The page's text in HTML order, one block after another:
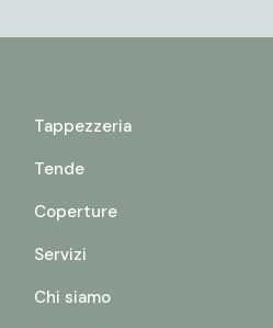
Tappezzeria
Tende
Coperture
Servizi
Chi siamo